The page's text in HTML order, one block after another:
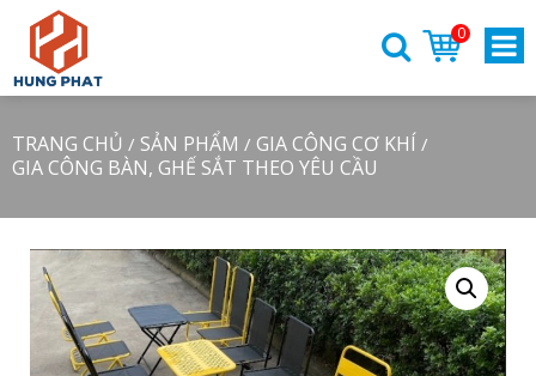
0
TRANG CHỦ / SẢN PHẨM / GIA CÔNG CƠ KHÍ /
GIA CÔNG BÀN, GHẾ SẮT THEO YÊU CẦU